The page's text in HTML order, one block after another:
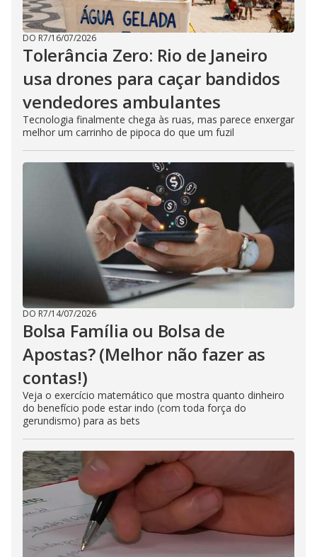
DO R7/16/07/2026
Tolerância Zero: Rio de Janeiro
usa drones para caçar bandidos
vendedores ambulantes
Tecnologia finalmente chega às ruas, mas parece enxergar
melhor um carrinho de pipoca do que um fuzil
DO R7/14/07/2026
Bolsa Família ou Bolsa de
Apostas? (Melhor não fazer as
contas!)
Veja o exercício matemático que mostra quanto dinheiro
do benefício pode estar indo (com toda força do
gerundismo) para as bets